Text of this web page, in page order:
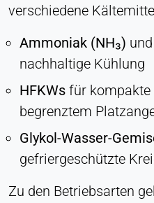
verschiedene
Ammoniak (NH₃) und
nachhaltige Kühlung
HFKWs für kompakte
begrenztem
Glykol-Wasser-
gefriergeschützte
Zu den Betriebsarten
Zweck:
Cookie Laufzeit:
Dauerhaft
Name:
Anbieter: